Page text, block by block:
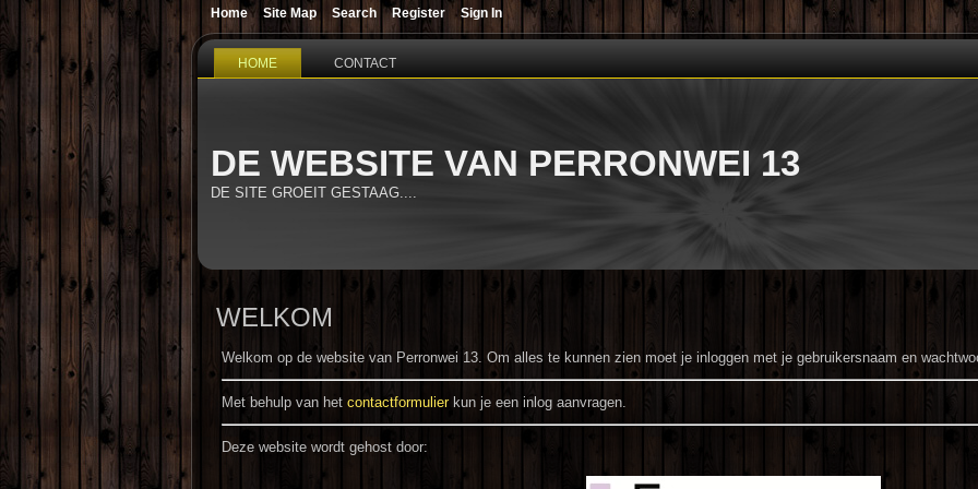
HOME CONTACT
DE WEBSITE VAN PERRONWEI 13
DE SITE GROEIT GESTAAG....
WELKOM
Welkom op de website van Perronwei 13. Om alles te kunnen zien moet je inloggen met je gebruikersnaam en
Met behulp van het contactformulierkun je een inlog aanvragen.
Deze website wordt gehost door:
Home Site Map Search Register Sign In